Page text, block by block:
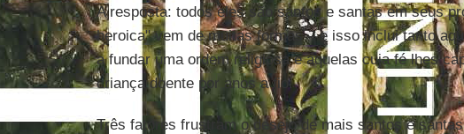
A resposta: todos eles são santos e santas em seus
heroica" vem de muitas formas – e isso inclui tanto
a fundar uma ordem religiosa e aquelas cuja fé lhes
criança doente por anos a fio.
Três fatores frustram o desejo de mais santos e